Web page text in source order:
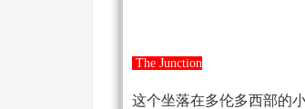
The Junction
这个坐落在多伦多西部的